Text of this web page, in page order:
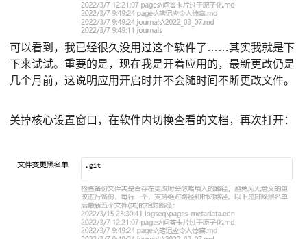
可以看到，我已经很久没用过这个软件了……其实我就是下
下来试试。重要的是，现在我是开着应用的，最新更改仍是
几个月前，这说明应用开启时并不会随时间不断更改文件。
关掉核心设置窗口，在软件内切换查看的文档，再次打开：